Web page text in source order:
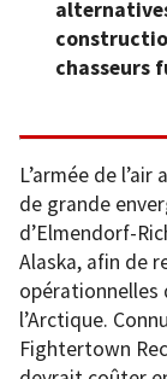
chasseurs
L’armée de
de grande
d’Elmendorf-
Alaska, afin de
opérationnelles
l’Arctique.
Fightertown